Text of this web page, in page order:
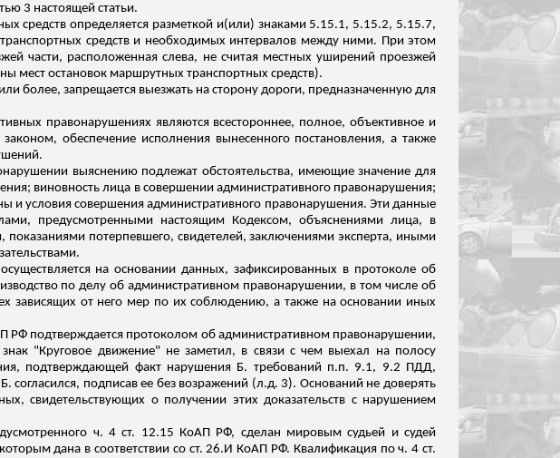
3 настоящей статьи.
средств определяется разметкой и(или) знаками 5.15.1, 5.15.2, 5.15.7,
средств и необходимых интервалов между ними. При этом
части, расположенная слева, не считая местных уширений проезжей
мест остановок маршрутных транспортных средств).
более, запрещается выезжать на сторону дороги, предназначенную для
правонарушениях являются всестороннее, полное, объективное и
обеспечение исполнения вынесенного постановления, а также
выяснению подлежат обстоятельства, имеющие значение для
виновность лица в совершении административного правонарушения;
и условия совершения административного правонарушения. Эти данные
предусмотренными настоящим Кодексом, объяснениями лица, в
потерпевшего, свидетелей, заключениями эксперта, иными
на основании данных, зафиксированных в протоколе об
по делу об административном правонарушении, в том числе об
зависящих от него мер по их соблюдению, а также на основании иных
РФ подтверждается протоколом об административном правонарушении,
"Круговое движение" не заметил, в связи с чем выехал на полосу
подтверждающей факт нарушения Б. требований п.п. 9.1, 9.2 ПДД,
согласился, подписав ее без возражений (л.д. 3). Оснований не доверять
свидетельствующих о получении этих доказательств с нарушением
ч. 4 ст. 12.15 КоАП РФ, сделан мировым судьей и судей
дана в соответствии со ст. 26.И КоАП РФ. Квалификация по ч. 4 ст.